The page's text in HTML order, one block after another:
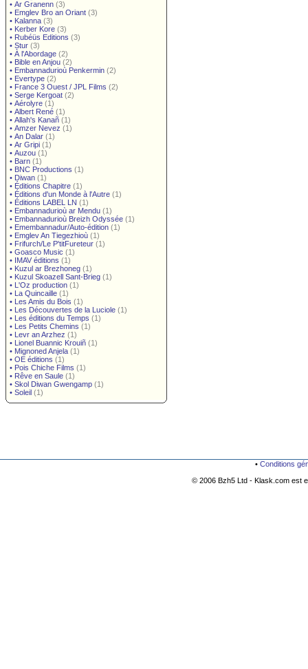
• Ar Granenn (3)
• Emglev Bro an Oriant (3)
• Kalanna (3)
• Kerber Kore (3)
• Rubéüs Editions (3)
• Stur (3)
• À l'Abordage (2)
• Bible en Anjou (2)
• Embannadurioù Penkermin (2)
• Evertype (2)
• France 3 Ouest / JPL Films (2)
• Serge Kergoat (2)
• Aérolyre (1)
• Albert René (1)
• Allah's Kanañ (1)
• Amzer Nevez (1)
• An Dalar (1)
• Ar Gripi (1)
• Auzou (1)
• Barn (1)
• BNC Productions (1)
• Diwan (1)
• Éditions Chapitre (1)
• Éditions d'un Monde à l'Autre (1)
• Éditions LABEL LN (1)
• Embannadurioù ar Mendu (1)
• Embannadurioù Breizh Odyssée (1)
• Emembannadur/Auto-édition (1)
• Emglev An Tiegezhioù (1)
• Frifurch/Le P'titFureteur (1)
• Goasco Music (1)
• IMAV éditions (1)
• Kuzul ar Brezhoneg (1)
• Kuzul Skoazell Sant-Brieg (1)
• L'Oz production (1)
• La Quincaille (1)
• Les Amis du Bois (1)
• Les Découvertes de la Luciole (1)
• Les éditions du Temps (1)
• Les Petits Chemins (1)
• Levr an Arzhez (1)
• Lionel Buannic Krouiñ (1)
• Mignoned Anjela (1)
• OE éditions (1)
• Pois Chiche Films (1)
• Rêve en Saule (1)
• Skol Diwan Gwengamp (1)
• Soleil (1)
• Conditions
© 2006 Bzh5 Ltd - Klask.com est